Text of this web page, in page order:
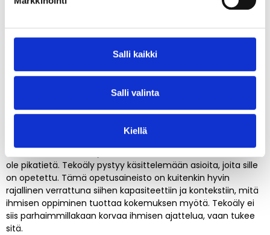
Salli kaikki
Salli valinta
Kiellä
aikaista päätöksentekoa
Päätöksiä täytyy tehdä epävarmuuden keskellä — riittää kun
ymmärrys on riittävä, ei täydellinen. Ongelma syntyy, kun
emme tunnista mitä emme vielä tiedä.
Tässä kohtaa tekoäly tuo johtamiseen uuden riskin. Kun
vastaus on saatavilla sekunneissa, syntyy helposti harha siitä,
sekunneissa. Ymmärryksen saavuttamiseen ei kuitenkaan
ole pikatietä. Tekoäly pystyy käsittelemään asioita, joita sille
on opetettu. Tämä opetusaineisto on kuitenkin hyvin
rajallinen verrattuna siihen kapasiteettiin ja kontekstiin, mitä
ihmisen oppiminen tuottaa kokemuksen myötä. Tekoäly ei
siis parhaimmillakaan korvaa ihmisen ajattelua, vaan tukee
sitä.